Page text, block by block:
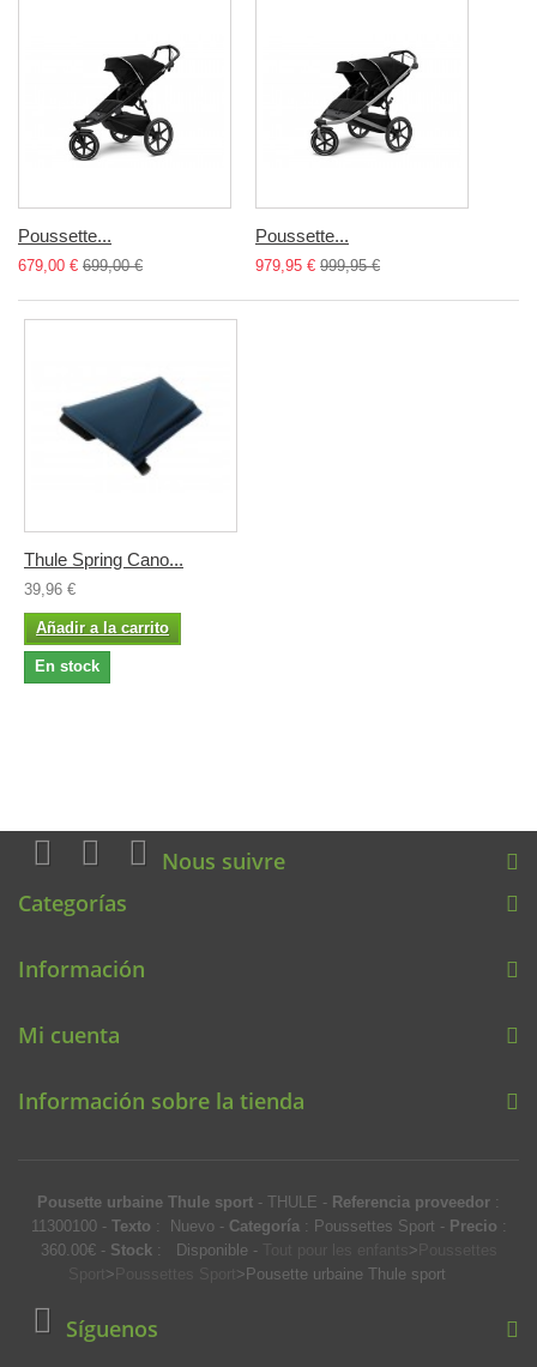
Poussette...
679,00 € 699,00 €
Poussette...
979,95 € 999,95 €
Thule Spring Cano...
39,96 €
Añadir a la carrito
En stock
Nous suivre
Categorías
Información
Mi cuenta
Información sobre la tienda
Pousette urbaine Thule sport - THULE - Referencia proveedor :
11300100- Texto : Nuevo- Categoría : Poussettes Sport - Precio :
360.00€- Stock: Disponible - >
> >Pousette urbaine Thule sport
Síguenos